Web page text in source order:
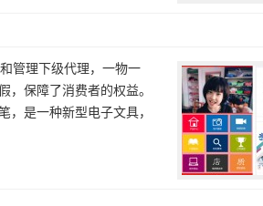
管理下级代理，一物一
，保障了消费者的权益。
，是一种新型电子文具，